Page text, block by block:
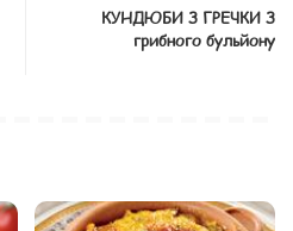
КУНДЮБИ З ГРЕЧКИ З
грибного бульйону